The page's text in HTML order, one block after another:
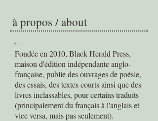
à propos / about
Fondée en 2010, Black Herald Press,
maison d'édition indépendante anglo-
française, publie des ouvrages de poésie,
des essais, des textes courts ainsi que des
livres inclassables, pour certains traduits
(principalement du français à l'anglais et
vice versa, mais pas seulement).